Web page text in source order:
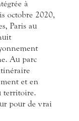
à
octobre 2020,
Paris au
Au parc
et en
territoire.
pour de vrai